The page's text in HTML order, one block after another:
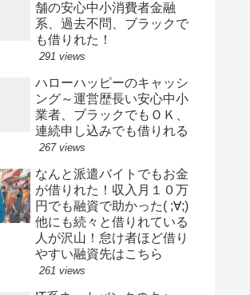
舗の安心中小消費者金融
系、過去不問、ブラックで
も借りれた！
291 views
ハローハッピーのキャッシ
ング～運営歴長い安心中小
業者、ブラックでもＯＫ、
連続申し込みでも借りれる
267 views
なんと派遣バイトでもお金
が借りれた！収入月１０万
円でも融資で助かった( ;∀;)
他にも続々と借りれている
人が沢山！怠け者ほど借り
やすい融資先はこちら
261 views